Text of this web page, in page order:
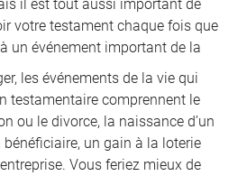
il est tout aussi important de
votre testament chaque fois que
un événement important de la
les événements de la vie qui
testamentaire comprennent le
ou le divorce, la naissance d’un
bénéficiaire, un gain à la loterie
Vous feriez mieux de